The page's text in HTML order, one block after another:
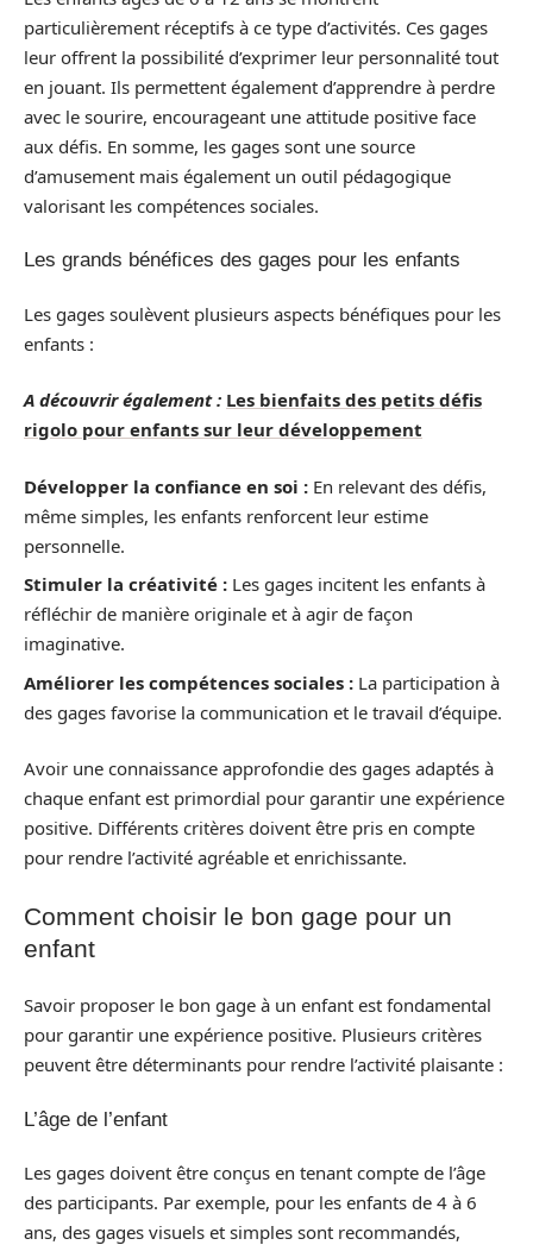
particulièrement réceptifs à ce type d’activités. Ces gages
leur offrent la possibilité d’exprimer leur personnalité tout
en jouant. Ils permettent également d’apprendre à perdre
avec le sourire, encourageant une attitude positive face
aux défis. En somme, les gages sont une source
d’amusement mais également un outil pédagogique
valorisant les compétences sociales.
Les grands bénéfices des gages pour les enfants
Les gages soulèvent plusieurs aspects bénéfiques pour les
enfants :
A découvrir également : Les bienfaits des petits défis
rigolo pour enfants sur leur développement
Développer la confiance en soi : En relevant des défis,
même simples, les enfants renforcent leur estime
personnelle.
Stimuler la créativité : Les gages incitent les enfants à
réfléchir de manière originale et à agir de façon
imaginative.
Améliorer les compétences sociales : La participation à
des gages favorise la communication et le travail d’équipe.
Avoir une connaissance approfondie des gages adaptés à
chaque enfant est primordial pour garantir une expérience
positive. Différents critères doivent être pris en compte
pour rendre l’activité agréable et enrichissante.
Comment choisir le bon gage pour un
enfant
Savoir proposer le bon gage à un enfant est fondamental
pour garantir une expérience positive. Plusieurs critères
peuvent être déterminants pour rendre l’activité plaisante :
L’âge de l’enfant
Les gages doivent être conçus en tenant compte de l’âge
des participants. Par exemple, pour les enfants de 4 à 6
ans, des gages visuels et simples sont recommandés,